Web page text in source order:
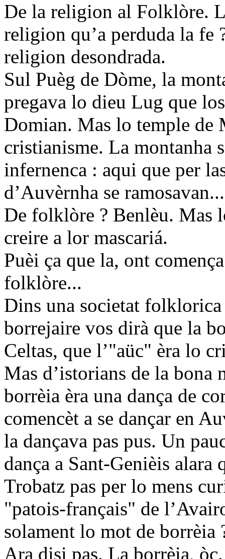
De la religion al Folklòre.
religion qu’a perduda la fe
religion desondrada.
Sul Puèg de Dòme, la
pregava lo dieu Lug que
Domian. Mas lo temple de
cristianisme. La montanha
infernenca : aqui que per
d’Auvèrnha se ramosavan...
De folklòre ? Benlèu. Mas
creire a lor mascariá.
Puèi ça que la, ont
folklòre...
Dins una societat
borrejaire vos dirà que la
Celtas, que l’"aüc" èra lo
Mas d’istorians de la bona
borrèia èra una dança de
comencèt a se dançar en
la dançava pas pus. Un
dança a Sant-Genièis alara
Trobatz pas per lo mens
"patois-français" de
solament lo mot de borrèia
Ara disi pas. La borrèia,